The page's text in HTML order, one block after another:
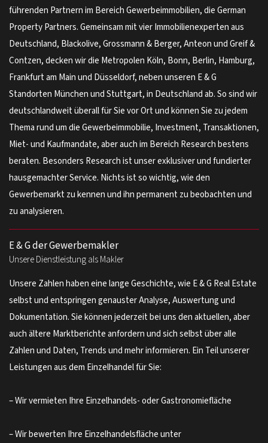
führenden Partnern im Bereich Gewerbeimmobilien, die German
Property Partners. Gemeinsam mit vier Immobilienexperten aus
Deutschland, Blackolive, Grossmann & Berger, Anteon und Greif &
Contzen, decken wir die Metropolen Köln, Bonn, Berlin, Hamburg,
Frankfurt am Main und Düsseldorf, neben unseren E & G
Standorten München und Stuttgart, in Deutschland ab. So sind wir
deutschlandweit überall für Sie vor Ort und können Sie zu jedem
Thema rund um die Gewerbeimmobilie, Investment, Transaktionen,
Miet- und Kaufmandate, aber auch im Bereich Research bestens
beraten. Besonders Research ist unser exklusiver und fundierter
hausgemachter Service. Nichts ist so wichtig, wie den
Gewerbemarkt zu kennen und ihn permanent zu beobachten und
zu analysieren.
E & G der Gewerbemakler
Unsere Dienstleistung als Makler
Unsere Zahlen haben eine lange Geschichte, wie E & G Real Estate
selbst und entspringen genauster Analyse, Auswertung und
Dokumentation. Sie können jederzeit bei uns den aktuellen, aber
auch ältere Marktberichte anfordern und sich selbst über alle
Zahlen und Daten, Trends und mehr informieren. Ein Teil unserer
Leistungen aus dem Einzelhandel für Sie:
– Wir vermieten Ihre Einzelhandels- oder Gastronomiefläche
– Wir bewerten Ihre Einzelhandelsfläche unter